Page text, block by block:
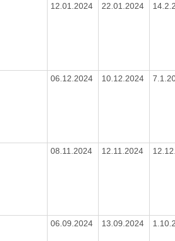
12.01.2024 22.01.2024
06.12.2024 10.12.2024
08.11.2024 12.11.2024
06.09.2024 13.09.2024